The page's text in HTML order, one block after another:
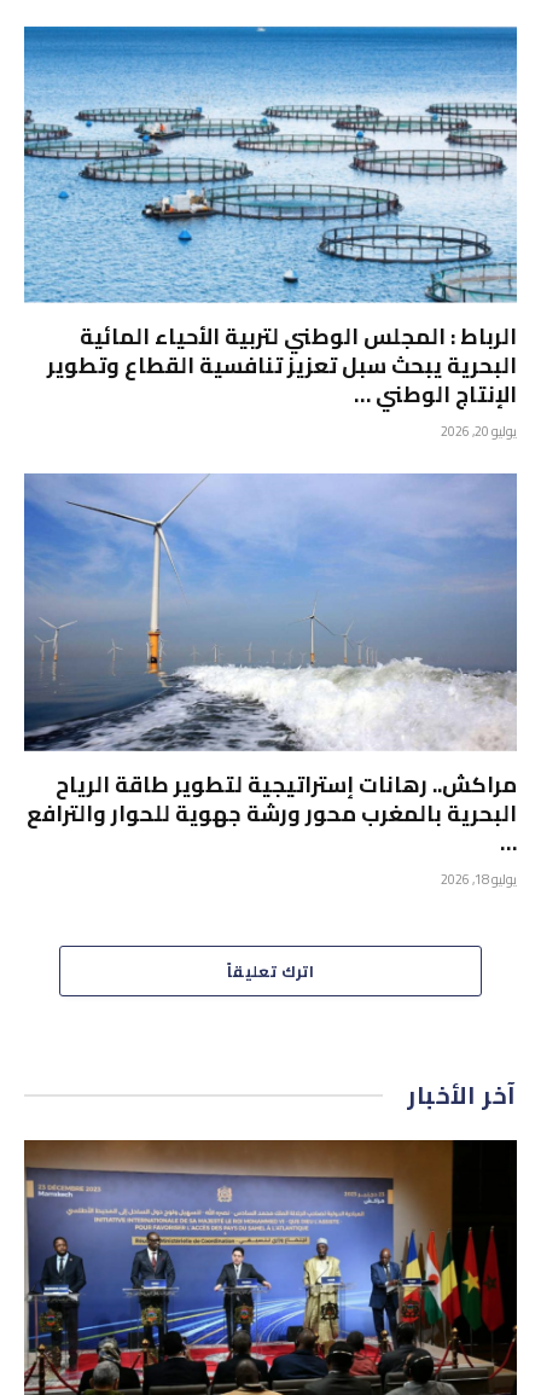
الرباط : المجلس الوطني لتربية الأحياء المائية
البحرية يبحث سبل تعزيز تنافسية القطاع وتطوير
الإنتاج الوطني …
يوليو 20, 2026
مراكش.. رهانات إستراتيجية لتطوير طاقة الرياح
البحرية بالمغرب محور ورشة جهوية للحوار والترافع
…
يوليو 18, 2026
اترك تعليقاً
آخر الأخبار